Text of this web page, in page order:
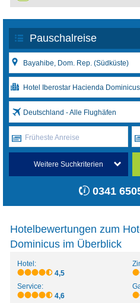
Deutschland - Alle Flughäfen
Früheste Anreise
Weitere Suchkriterien
0341
Hotelbewertungen zum
Dominicus im Überblick
Hotel:
4,5
Service:
4,6